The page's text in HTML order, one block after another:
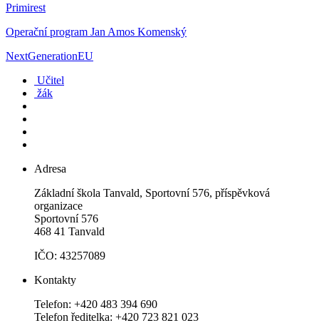
Primirest
Operační program Jan Amos Komenský
NextGenerationEU
Učitel
žák
Adresa
Základní škola Tanvald, Sportovní 576, příspěvková
organizace
Sportovní 576
468 41 Tanvald
IČO: 43257089
Kontakty
Telefon: +420 483 394 690
Telefon ředitelka: +420 723 821 023